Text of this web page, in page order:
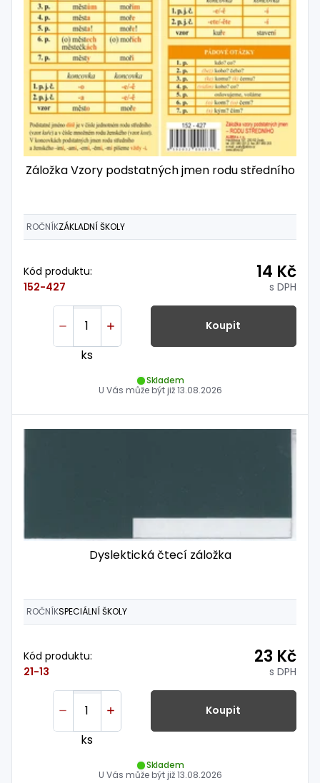
Záložka Vzory podstatných jmen rodu středního
ROČNÍKZÁKLADNÍ ŠKOLY
Kód produktu:
152-427
14 Kč
s DPH
ks
Koupit
Skladem
U Vás může být již13.08.2026
Dyslektická čtecí záložka
ROČNÍKSPECIÁLNÍ ŠKOLY
Kód produktu:
21-13
23 Kč
s DPH
ks
Koupit
Skladem
U Vás může být již13.08.2026